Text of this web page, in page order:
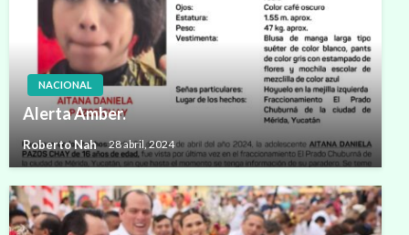
NACIONAL
Alerta Amber.
Roberto Nah 28 abril, 2024